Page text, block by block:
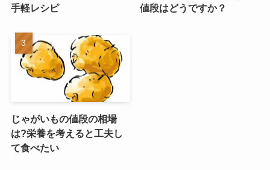
手軽レシピ
値段はどうですか？
じゃがいもの値段の相場
は?栄養を考えると工夫し
て食べたい